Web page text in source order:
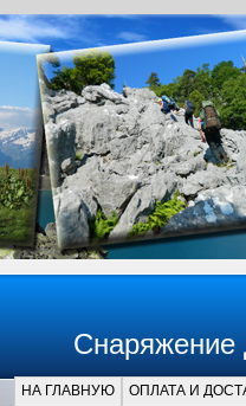
Снаряжение
НА ГЛАВНУЮ ОПЛАТА И
Главная